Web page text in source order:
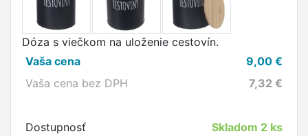
Dóza s viečkom na uloženie cestovín.
Vaša cena
9,00 €
Vaša cena bez DPH
7,32 €
Dostupnosť Skladom 2 ks